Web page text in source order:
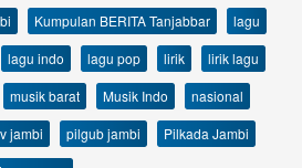
Kumpulan BERITA Tanjabbar
lagu
lagu indo lagu pop lirik
lirik lagu
musik barat Musik Indo
nasional
jambi pilgub jambi
Pilkada Jambi